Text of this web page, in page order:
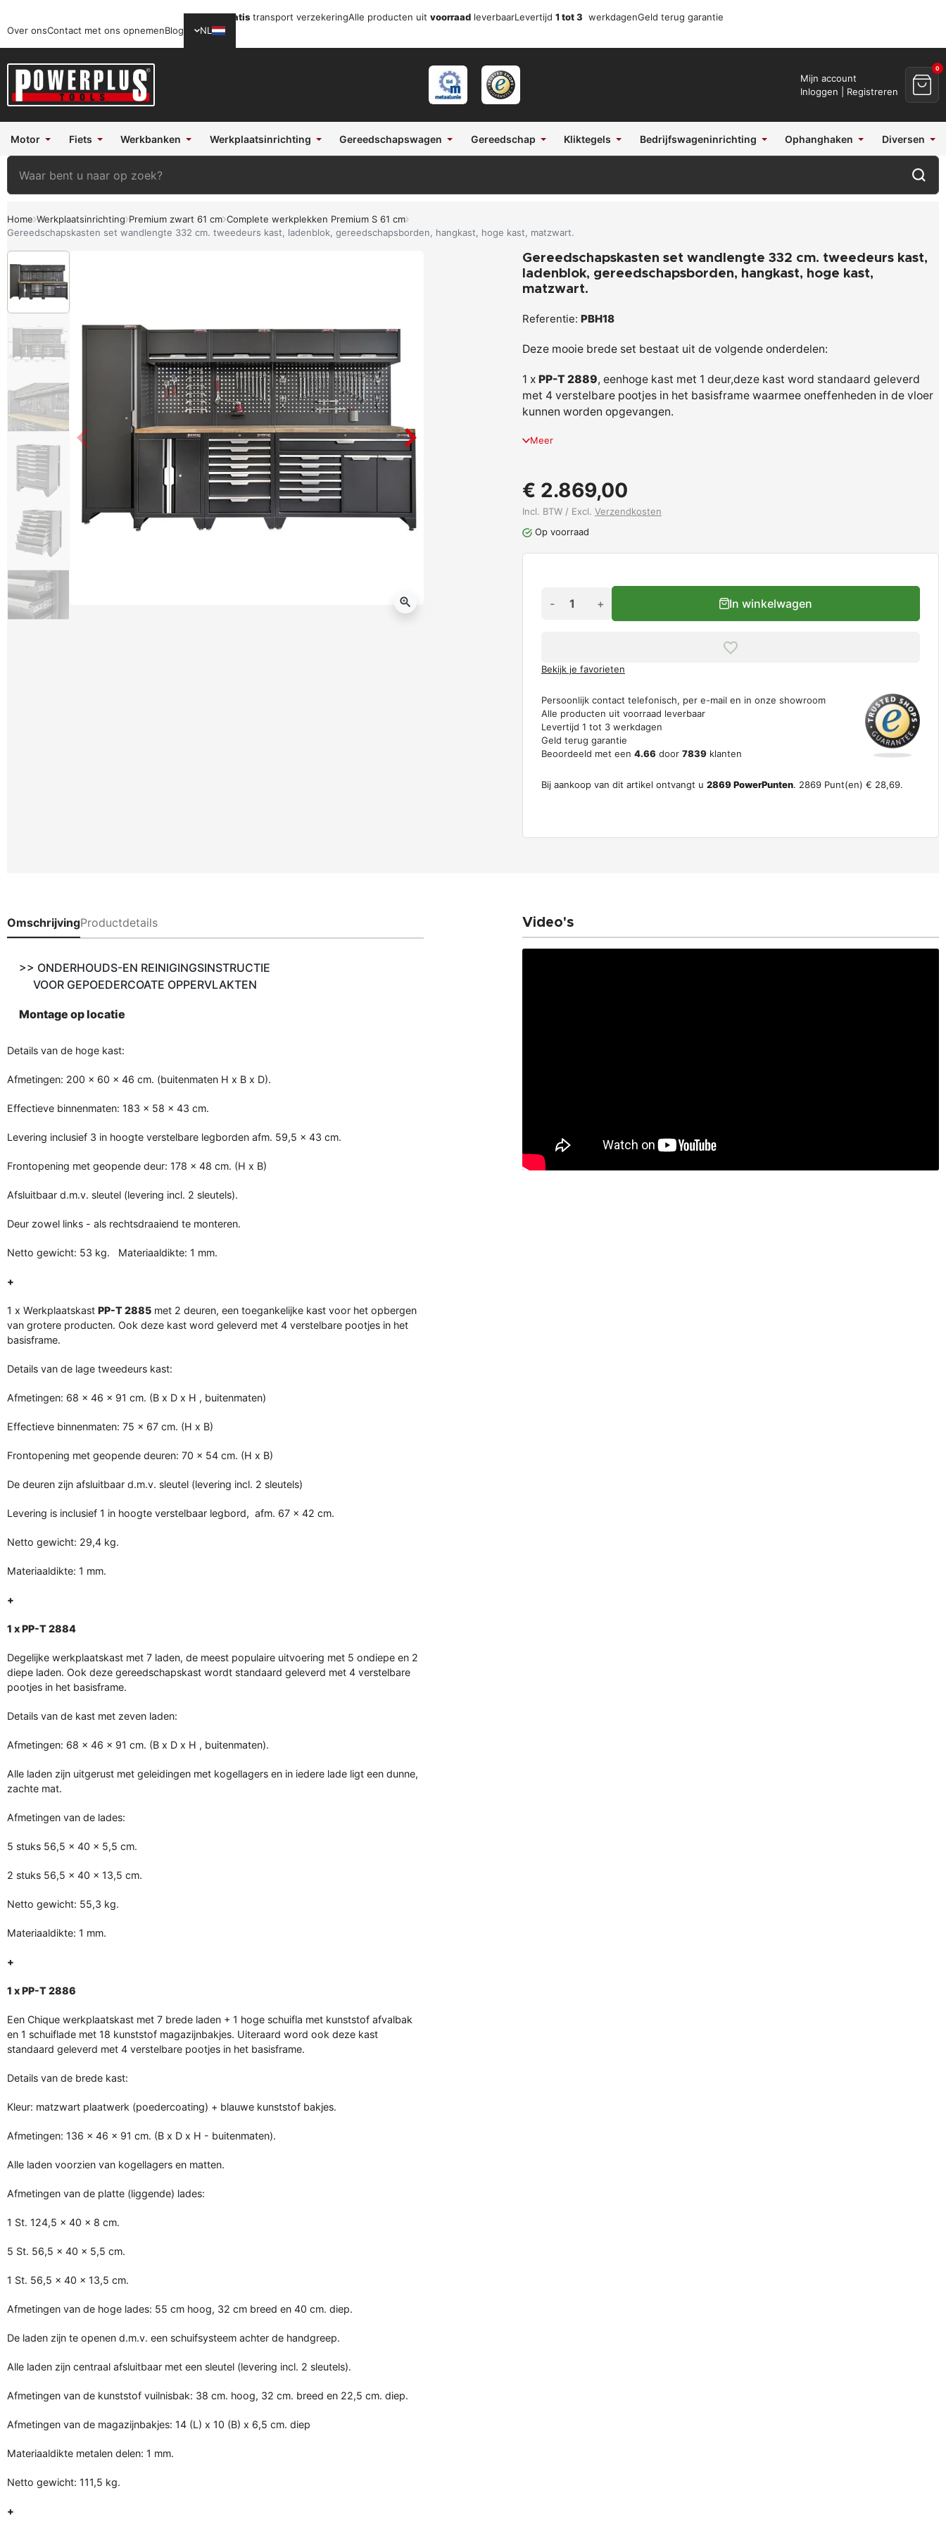
Gratis transport verzekeringAlle producten uit voorraad leverbaarLevertijd 1 tot 3 werkdagenGeld terug garantie
Over onsContact met ons opnemenBlog NL
Mijn account
Inloggen | Registreren
0
Motor Fiets Werkbanken Werkplaatsinrichting Gereedschapswagen Gereedschap Kliktegels Bedrijfswageninrichting Ophanghaken Diversen
Home Werkplaatsinrichting Premium zwart 61 cm Complete werkplekken Premium S 61 cm
Gereedschapskasten set wandlengte 332 cm. tweedeurs kast, ladenblok, gereedschapsborden, hangkast, hoge kast, matzwart.
zoom_in
Gereedschapskasten set wandlengte 332 cm. tweedeurs kast,
ladenblok, gereedschapsborden, hangkast, hoge kast,
matzwart.
Referentie: PBH18
Deze mooie brede set bestaat uit de volgende onderdelen:
1 x PP-T 2889, eenhoge kast met 1 deur,deze kast word standaard geleverd
met 4 verstelbare pootjes in het basisframe waarmee oneffenheden in de vloer
kunnen worden opgevangen.
Meer
€ 2.869,00
Incl. BTW / Excl. Verzendkosten
Op voorraad
- + In winkelwagen
Bekijk je favorieten
Persoonlijk contact telefonisch, per e-mail en in onze showroom
Alle producten uit voorraad leverbaar
Levertijd 1 tot 3 werkdagen
Geld terug garantie
Beoordeeld met een 4.66 door 7839 klanten
Bij aankoop van dit artikel ontvangt u 2869PowerPunten. 2869 Punt(en) € 28,69.
OmschrijvingProductdetails
>> ONDERHOUDS-EN REINIGINGSINSTRUCTIE
VOOR GEPOEDERCOATE OPPERVLAKTEN
Montage op locatie
Details van de hoge kast:
Afmetingen: 200 x 60 x 46 cm. (buitenmaten H x B x D).
Effectieve binnenmaten: 183 x 58 x 43 cm.
Levering inclusief 3 in hoogte verstelbare legborden afm. 59,5 x 43 cm.
Frontopening met geopende deur: 178 x 48 cm. (H x B)
Afsluitbaar d.m.v. sleutel (levering incl. 2 sleutels).
Deur zowel links - als rechtsdraaiend te monteren.
Netto gewicht: 53 kg. Materiaaldikte: 1 mm.
+
1 x Werkplaatskast PP-T 2885 met 2 deuren, een toegankelijke kast voor het opbergen
van grotere producten. Ook deze kast word geleverd met 4 verstelbare pootjes in het
basisframe.
Details van de lage tweedeurs kast:
Afmetingen: 68 x 46 x 91 cm. (B x D x H , buitenmaten)
Effectieve binnenmaten: 75 x 67 cm. (H x B)
Frontopening met geopende deuren: 70 x 54 cm. (H x B)
De deuren zijn afsluitbaar d.m.v. sleutel (levering incl. 2 sleutels)
Levering is inclusief 1 in hoogte verstelbaar legbord, afm. 67 x 42 cm.
Netto gewicht: 29,4 kg.
Materiaaldikte: 1 mm.
+
1 x PP-T 2884
Degelijke werkplaatskast met 7 laden, de meest populaire uitvoering met 5 ondiepe en 2
diepe laden. Ook deze gereedschapskast wordt standaard geleverd met 4 verstelbare
pootjes in het basisframe.
Details van de kast met zeven laden:
Afmetingen: 68 x 46 x 91 cm. (B x D x H , buitenmaten).
Alle laden zijn uitgerust met geleidingen met kogellagers en in iedere lade ligt een dunne,
zachte mat.
Afmetingen van de lades:
5 stuks 56,5 x 40 x 5,5 cm.
2 stuks 56,5 x 40 x 13,5 cm.
Netto gewicht: 55,3 kg.
Materiaaldikte: 1 mm.
+
1 x PP-T 2886
Een Chique werkplaatskast met 7 brede laden + 1 hoge schuifla met kunststof afvalbak
en 1 schuiflade met 18 kunststof magazijnbakjes. Uiteraard word ook deze kast
standaard geleverd met 4 verstelbare pootjes in het basisframe.
Details van de brede kast:
Kleur: matzwart plaatwerk (poedercoating) + blauwe kunststof bakjes.
Afmetingen: 136 x 46 x 91 cm. (B x D x H - buitenmaten).
Alle laden voorzien van kogellagers en matten.
Afmetingen van de platte (liggende) lades:
1 St. 124,5 x 40 x 8 cm.
5 St. 56,5 x 40 x 5,5 cm.
1 St. 56,5 x 40 x 13,5 cm.
Afmetingen van de hoge lades: 55 cm hoog, 32 cm breed en 40 cm. diep.
De laden zijn te openen d.m.v. een schuifsysteem achter de handgreep.
Alle laden zijn centraal afsluitbaar met een sleutel (levering incl. 2 sleutels).
Afmetingen van de kunststof vuilnisbak: 38 cm. hoog, 32 cm. breed en 22,5 cm. diep.
Afmetingen van de magazijnbakjes: 14 (L) x 10 (B) x 6,5 cm. diep
Materiaaldikte metalen delen: 1 mm.
Netto gewicht: 111,5 kg.
+
Video's